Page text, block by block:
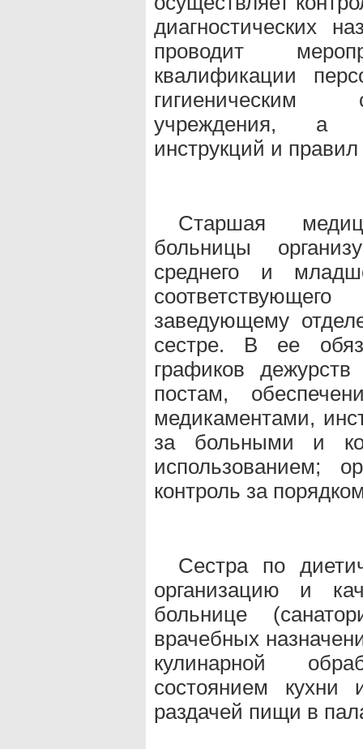
диагностических
проводит
квалификации
гигиеническим
учреждения, а
инструкций и
Старшая
больницы
среднего и
соответствующего
заведующему
сестре. В ее
графиков
постам,
медикаментами,
за больными и
использованием;
контроль за
Сестра по
организацию и
больнице
врачебных
кулинарной
состоянием
раздачей пищи в